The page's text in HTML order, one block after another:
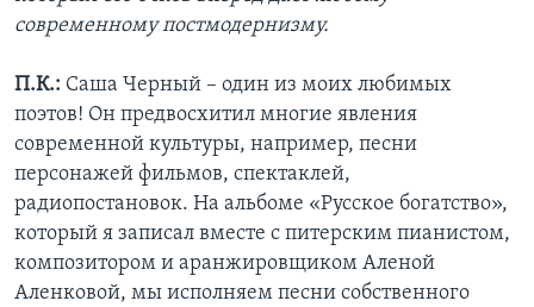
современному постмодернизму.
П.К.: Саша Черный – один из моих любимых
поэтов! Он предвосхитил многие явления
современной культуры, например, песни
персонажей фильмов, спектаклей,
радиопостановок. На альбоме «Русское богатство»,
который я записал вместе с питерским пианистом,
композитором и аранжировщиком Аленой
Аленковой, мы исполняем песни собственного